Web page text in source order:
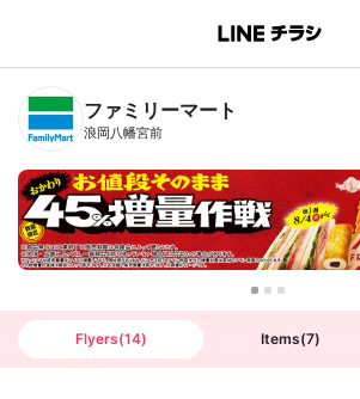
B
n
T
ファミリーマート
浪岡八幡宮前
Flyers(14) Items(7)